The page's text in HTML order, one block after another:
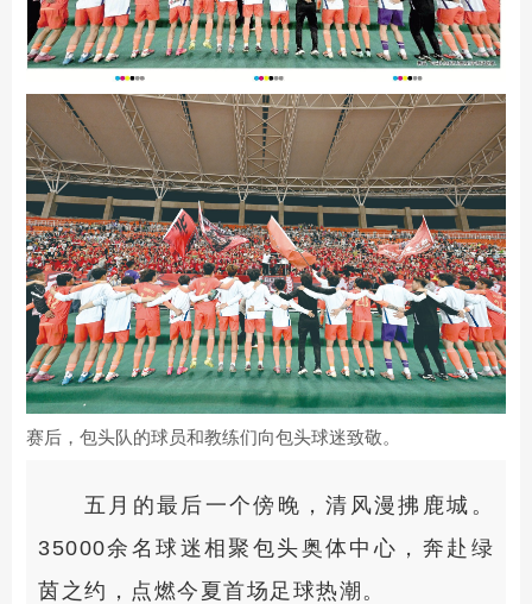
赛后，包头队的球员和教练们向包头球迷致敬。
五月的最后一个傍晚，清风漫拂鹿城。
35000余名球迷相聚包头奥体中心，奔赴绿
茵之约，点燃今夏首场足球热潮。